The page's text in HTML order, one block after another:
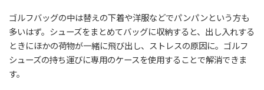
ゴルフバッグの中は替えの下着や洋服などでパンパンという方も
多いはず。シューズをまとめてバッグに収納すると、出し入れする
ときにほかの荷物が一緒に飛び出し、ストレスの原因に。ゴルフ
シューズの持ち運びに専用のケースを使用することで解消できま
す。